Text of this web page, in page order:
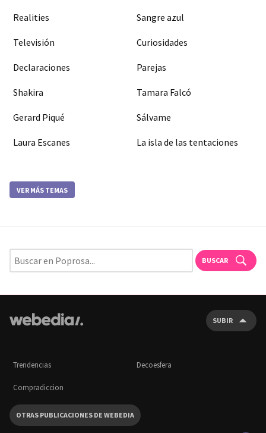
Realities Sangre azul
Televisión Curiosidades
Declaraciones Parejas
Shakira Tamara Falcó
Gerard Piqué Sálvame
Laura Escanes La isla de las tentaciones
VER MÁS TEMAS
BUSCAR
SUBIR
Trendencias Decoesfera
Compradiccion
OTRAS PUBLICACIONES DE WEBEDIA